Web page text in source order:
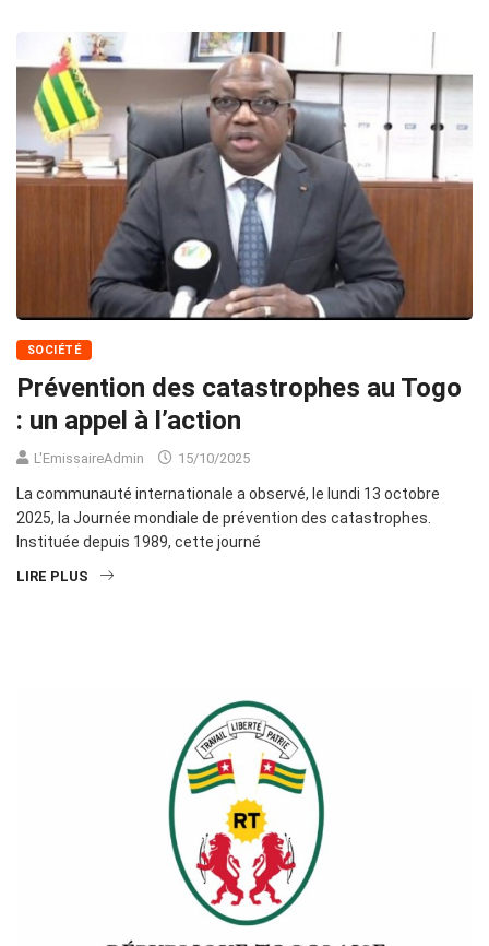
SOCIÉTÉ
Prévention des catastrophes au Togo
: un appel à l’action
L'EmissaireAdmin 15/10/2025
La communauté internationale a observé, le lundi 13 octobre
2025, la Journée mondiale de prévention des catastrophes.
Instituée depuis 1989, cette journé
LIRE PLUS